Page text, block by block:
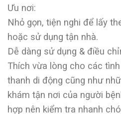
Ưu nơi:
Nhỏ gọn, tiện nghi để lấy
hoặc sử dụng tận nhà.
Dễ dàng sử dụng & điều
Thích vừa lòng cho các
thanh di động cũng như
khám tận nơi của người
hợp nên kiểm tra nhanh